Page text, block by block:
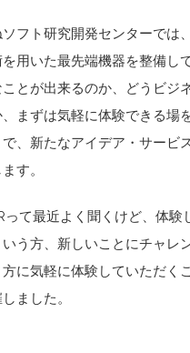
ソフト研究開発センターでは
用いた最先端機器を整備し
ことが出来るのか、どうビジ
、まずは気軽に体験できる場
で、新たなアイデア・サービ
す。
って最近よく聞くけど、体験
う方、新しいことにチャレ
方に気軽に体験していただく
ました。